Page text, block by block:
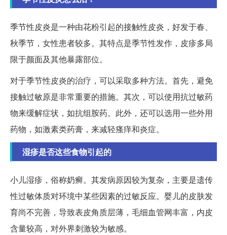
季节性皮炎是一种由花粉引起的接触性皮炎，好发于春、
秋季节，女性患者较多。其特点是季节性发作，皮疹多局
限于颜面及其他暴露部位。
对于季节性皮炎的治疗，可以采取多种方法。首先，避免
接触过敏原是非常重要的措施。其次，可以使用抗过敏药
物来缓解症状，如抗组胺药。此外，还可以选用一些外用
药物，如激素类药膏，来减轻瘙痒和炎症。
湿疹是否这些食物引起的
小儿湿疹，俗称奶癣。其发病原因较为复杂，主要是遗传
性过敏体质对环境中某些因素的过敏反应。婴儿的皮肤发
育尚不完善，导致表皮角质层薄，毛细血管网丰富，内皮
含量较高，对外界刺激较为敏感。